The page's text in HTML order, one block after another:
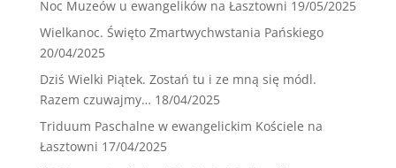
Noc Muzeów u ewangelików na Łasztowni 19/05/2025
Wielkanoc. Święto Zmartwychwstania Pańskiego
20/04/2025
Dziś Wielki Piątek. Zostań tu i ze mną się módl.
Razem czuwajmy… 18/04/2025
Triduum Paschalne w ewangelickim Kościele na
Łasztowni 17/04/2025